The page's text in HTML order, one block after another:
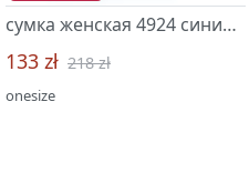
сумка женская 4924 синий т.
133 zł 218 zł
onesize